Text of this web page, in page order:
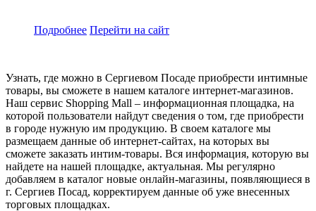
Подробнее Перейти на сайт
Узнать, где можно в Сергиевом Посаде приобрести интимные
товары, вы сможете в нашем каталоге интернет-магазинов.
Наш сервис Shopping Mall – информационная площадка, на
которой пользователи найдут сведения о том, где приобрести
в городе нужную им продукцию. В своем каталоге мы
размещаем данные об интернет-сайтах, на которых вы
сможете заказать интим-товары. Вся информация, которую вы
найдете на нашей площадке, актуальная. Мы регулярно
добавляем в каталог новые онлайн-магазины, появляющиеся в
г. Сергиев Посад, корректируем данные об уже внесенных
торговых площадках.